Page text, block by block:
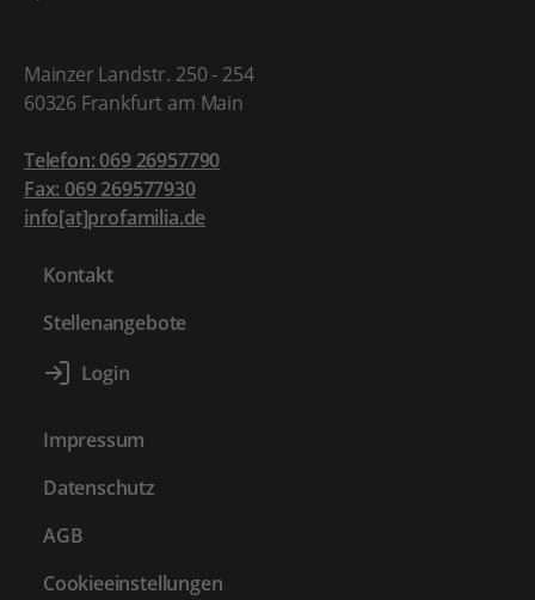
Mainzer Landstr. 250 - 254
60326 Frankfurt am Main
Telefon: 069 26957790
Fax: 069 269577930
info[at]profamilia.de
Kontakt
Stellenangebote
Impressum
Datenschutz
AGB
Cookieeinstellungen